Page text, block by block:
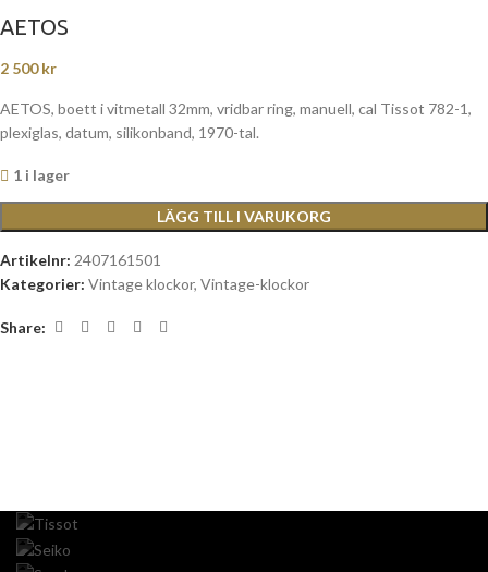
AETOS
2 500kr
AETOS, boett i vitmetall 32mm, vridbar ring, manuell, cal Tissot 782-1,
plexiglas, datum, silikonband, 1970-tal.
1 i lager
LÄGG TILL I VARUKORG
Artikelnr: 2407161501
Kategorier: Vintage klockor, Vintage-klockor
Share: